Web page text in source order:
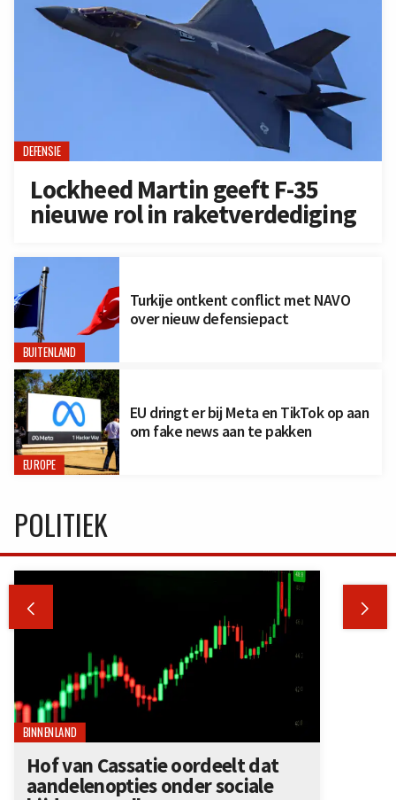
DEFENSIE
Lockheed Martin geeft F-35
nieuwe rol in raketverdediging
BUITENLAND
Turkije ontkent conflict met NAVO
over nieuw defensiepact
EUROPE
EU dringt er bij Meta en TikTok op aan
om fake news aan te pakken
POLITIEK
 
BINNENLAND
Hof van Cassatie oordeelt dat
aandelenopties onder sociale